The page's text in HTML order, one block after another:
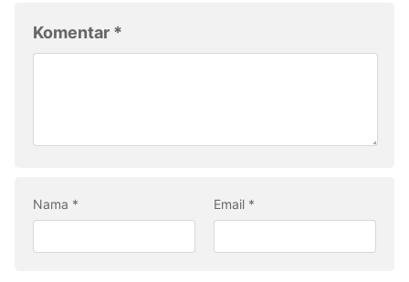
Komentar *
Nama * Email *